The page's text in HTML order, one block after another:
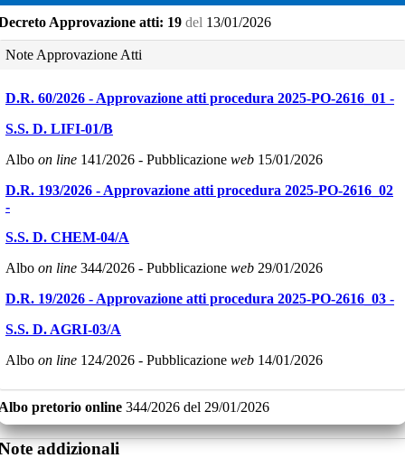
Approvazione atti: 19 del 13/01/2026
Note Approvazione Atti
D.R. 60/2026 - Approvazione atti procedura 2025-PO-2616_01 -
S.S. D. LIFI-01/B
Albo on line 141/2026 - Pubblicazione web 15/01/2026
D.R. 193/2026 - Approvazione atti procedura 2025-PO-2616_02
-
S.S. D. CHEM-04/A
Albo on line 344/2026 - Pubblicazione web 29/01/2026
D.R. 19/2026 - Approvazione atti procedura 2025-PO-2616_03 -
S.S. D. AGRI-03/A
Albo on line 124/2026 - Pubblicazione web 14/01/2026
pretorio online 344/2026 del 29/01/2026
addizionali